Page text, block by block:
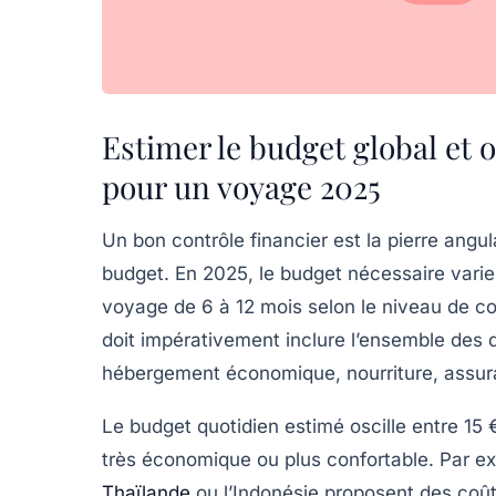
Estimer le budget global et
pour un voyage 2025
Un bon contrôle financier est la pierre
budget. En 2025, le budget nécessaire
voyage de 6 à 12 mois selon le niveau de
doit impérativement inclure l’ensemble des
hébergement économique, nourriture,
Le budget quotidien estimé oscille entre
très économique ou plus confortable. Par